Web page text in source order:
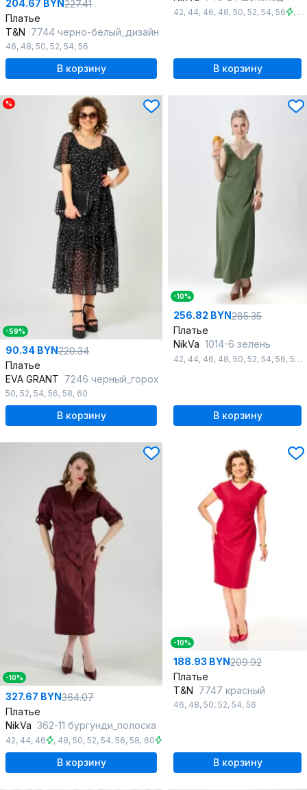
204.67 BYN227.41
Платье
T&N 7744 черно-белый_дизайн
46, 48, 50, 52, 54, 56
В корзину
42, 44, 46, 48, 50, 52, 54, 56 , 58
В корзину
%
-59%
90.34 BYN220.34
Платье
EVA GRANT 7246 черный_горох
50, 52, 54, 56, 58, 60
В корзину
-10%
256.82 BYN285.35
Платье
NikVa 1014-6 зелень
42, 44, 46, 48, 50, 52, 54, 56, 58
В корзину
-10%
327.67 BYN364.07
Платье
NikVa 362-11 бургунди_полоска
42, 44, 46 , 48, 50, 52, 54, 56, 58, 60
В корзину
-10%
188.93 BYN209.92
Платье
T&N 7747 красный
46, 48, 50, 52, 54, 56
В корзину